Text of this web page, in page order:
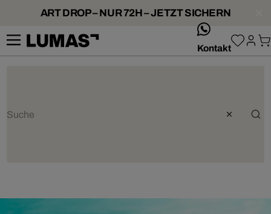
ART DROP – NUR 72H – JETZT SICHERN
Kontakt